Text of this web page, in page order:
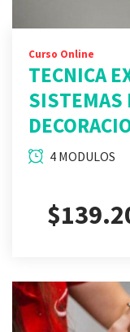
Curso Online
TECNICA
SISTEMAS
4 MODULOS